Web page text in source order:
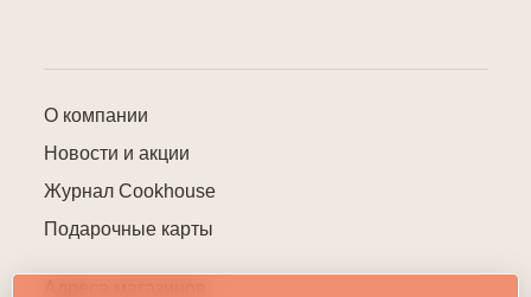
О компании
Новости и акции
Журнал Cookhouse
Подарочные карты